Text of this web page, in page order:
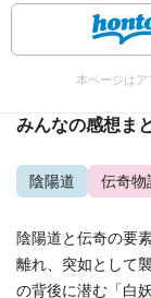
本ページはア
みんなの感想ま
陰陽道 伝奇物
陰陽道と伝奇の要
離れ、突如として
の背後に潜む「白